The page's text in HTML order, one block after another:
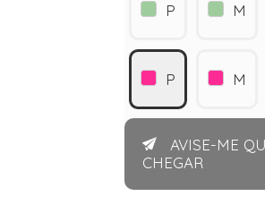
P M
P M
AVISE-ME
CHEGAR